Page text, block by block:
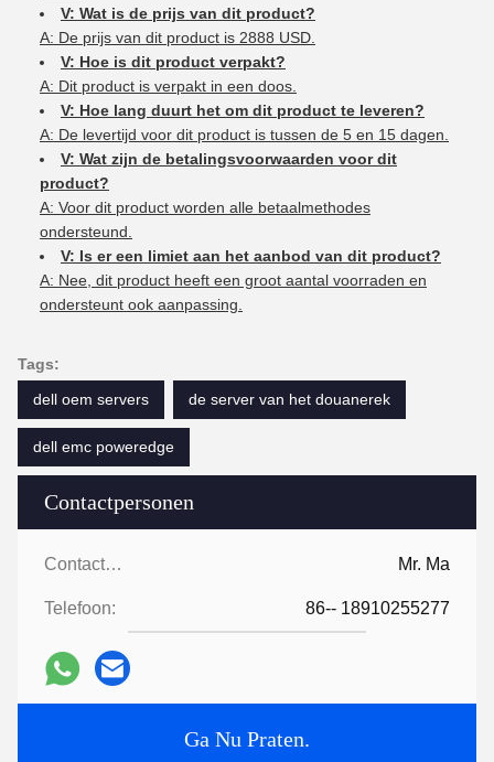
Contactpersonen
Contactpersonen: Mr. Ma
Telefoon: 86-- 18910255277
Ga Nu Praten.
V: Wat is de prijs van dit product?
A: De prijs van dit product is 2888 USD.
V: Hoe is dit product verpakt?
A: Dit product is verpakt in een doos.
V: Hoe lang duurt het om dit product te leveren?
A: De levertijd voor dit product is tussen de 5 en 15 dagen.
V: Wat zijn de betalingsvoorwaarden voor dit
product?
A: Voor dit product worden alle betaalmethodes
ondersteund.
V: Is er een limiet aan het aanbod van dit product?
A: Nee, dit product heeft een groot aantal voorraden en
ondersteunt ook aanpassing.
Tags:
dell oem servers
de server van het douanerek
dell emc poweredge